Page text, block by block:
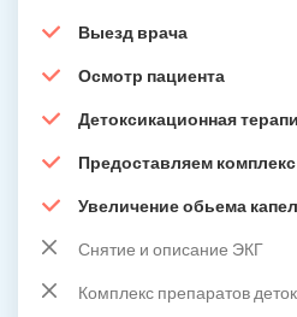
Выезд врача
Осмотр пациента
Детоксикационная
Предоставляем
Увеличение обьема
Снятие и описание ЭКГ
Комплекс препаратов